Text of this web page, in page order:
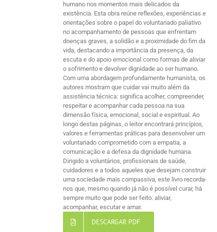
humano nos momentos mais delicados da
existência. Esta obra reúne reflexões, experiências e
orientações sobre o papel do voluntariado paliativo
no acompanhamento de pessoas que enfrentam
doenças graves, a solidão e a proximidade do fim da
vida, destacando a importância da presença, da
escuta e do apoio emocional como formas de aliviar
o sofrimento e devolver dignidade ao ser humano.
Com uma abordagem profundamente humanista, os
autores mostram que cuidar vai muito além da
assistência técnica: significa acolher, compreender,
respeitar e acompanhar cada pessoa na sua
dimensão física, emocional, social e espiritual. Ao
longo destas páginas, o leitor encontrará princípios,
valores e ferramentas práticas para desenvolver um
voluntariado comprometido com a empatia, a
comunicação e a defesa da dignidade humana.
Dirigido a voluntários, profissionais de saúde,
cuidadores e a todos aqueles que desejam construir
uma sociedade mais compassiva, este livro recorda-
nos que, mesmo quando já não é possível curar, há
sempre muito que pode ser feito: aliviar,
acompanhar, escutar e amar.
DESCARGAR PDF